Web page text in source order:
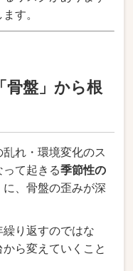
す。
骨盤」から根
れ・環境変化のス
って起きる季節性の
、骨盤の歪みが深
繰り返すのではな
ら変えていくこと